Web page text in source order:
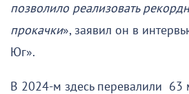
позволило реализовать
прокачки», заявил он в
Юг».
В 2024-м здесь перевалили 63